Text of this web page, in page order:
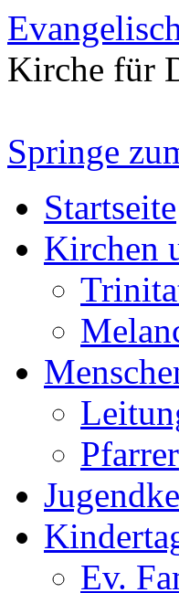
Kirche für
Springe
Startseite
Kirchen
Pfarrer
Ev.